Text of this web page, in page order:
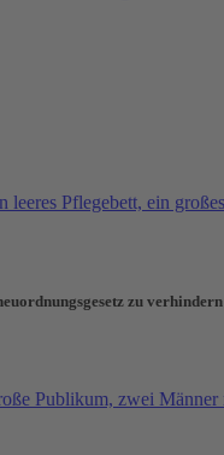
zu verhindern